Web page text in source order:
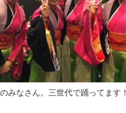
みなさん。三世代で踊ってます！